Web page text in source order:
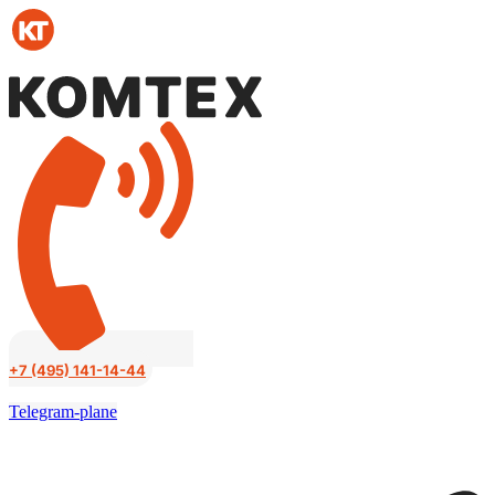
Перейти
к
содержимому
+7 (495) 141-14-44
Telegram-plane